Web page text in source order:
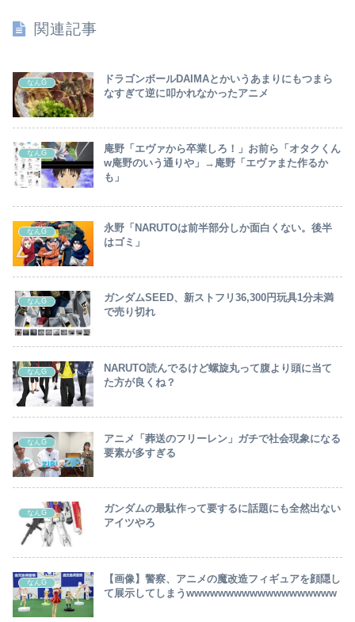
関連記事
なんG
ドラゴンボールDAIMAとかいうあまりにもつまら
なすぎて逆に叩かれなかったアニメ
なんG
庵野「エヴァから卒業しろ！」お前ら「オタクくん
w庵野のいう通りや」→庵野「エヴァまた作るか
も」
なんG
永野「NARUTOは前半部分しか面白くない。後半
はゴミ」
なんG
ガンダムSEED、新ストフリ36,300円玩具1分未満
で売り切れ
なんG
NARUTO読んでるけど螺旋丸って腹より頭に当て
た方が良くね？
なんG
アニメ「葬送のフリーレン」ガチで社会現象になる
要素が多すぎる
なんG
ガンダムの最駄作って要するに話題にも全然出ない
アイツやろ
なんG
【画像】警察、アニメの魔改造フィギュアを顔隠し
て展示してしまうwwwwwwwwwwwwwwwwwww